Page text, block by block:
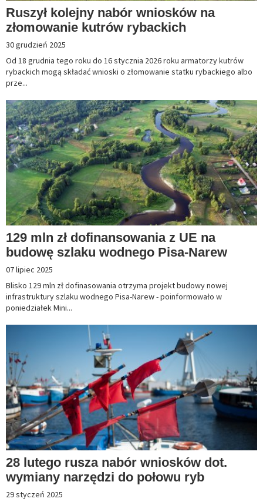
Ruszył kolejny nabór wniosków na
złomowanie kutrów rybackich
30 grudzień 2025
Od 18 grudnia tego roku do 16 stycznia 2026 roku armatorzy kutrów
rybackich mogą składać wnioski o złomowanie statku rybackiego albo
prze...
129 mln zł dofinansowania z UE na
budowę szlaku wodnego Pisa-Narew
07 lipiec 2025
Blisko 129 mln zł dofinasowania otrzyma projekt budowy nowej
infrastruktury szlaku wodnego Pisa-Narew - poinformowało w
poniedziałek Mini...
28 lutego rusza nabór wniosków dot.
wymiany narzędzi do połowu ryb
29 styczeń 2025